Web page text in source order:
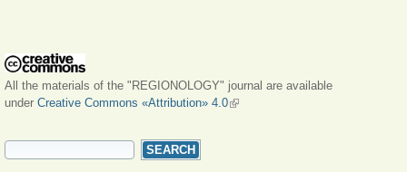
All the materials of the "REGIONOLOGY" journal are available
under Creative Commons «Attribution» 4.0(link is external)
SEARCH FORM